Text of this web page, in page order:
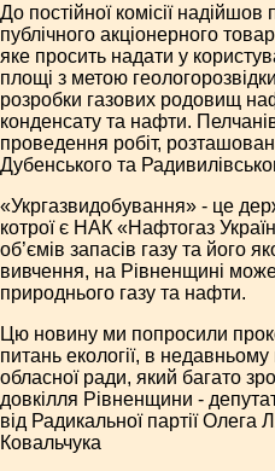
До постійної комісії надійшов
публічного акціонерного
яке просить надати у
площі з метою
розробки газових родовищ
конденсату та нафти.
проведення робіт,
Дубенського та
«Укргазвидобування» - це
котрої є НАК «Нафтогаз
об’ємів запасів газу та його
вивчення, на Рівненщині
природнього газу та нафти.
Цю новину ми попросили
питань екології, в
обласної ради, який багато
довкілля Рівненщини -
від Радикальної партії
Ковальчука